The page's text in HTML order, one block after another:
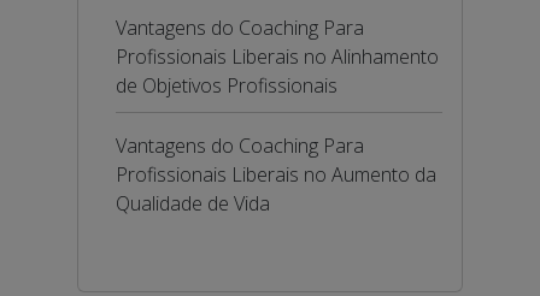
Vantagens do Coaching Para
Profissionais Liberais no Alinhamento
de Objetivos Profissionais
Vantagens do Coaching Para
Profissionais Liberais no Aumento da
Qualidade de Vida